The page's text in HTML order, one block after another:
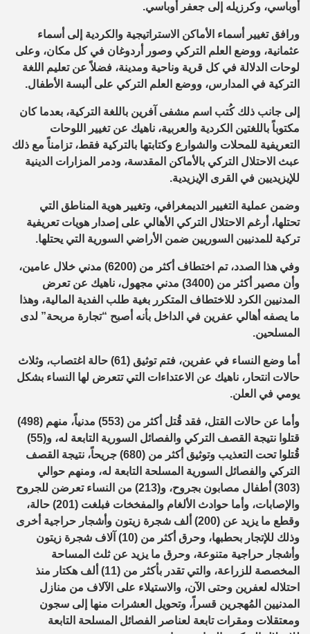
أوباسي، وكرزيله إلى جعفر أوباسي.
ورافق تغيير أسماء الأماكن الاستراتيجية والكردية إلى أسماء
عثمانية، ووضع العلم التركي وصور أردوغان في كل مكان، وعلى
لوحات الدلالة في كل قرية وناحية ومدينة، فضلاً عن تعليم اللغة
التركية في المدارس، ووضع العلم التركي على ألبسة الأطفال.
إلى جانب ذلك كُتب اسم مشفى آفرين باللغة التركية، بعدما كان
مكتوباً باللغتين الكردية والعربية، ناهيك عن تغيير اللوحات
التعريفية للمحلات والشوارع وكتابتها بالتركية فقط، تزامناً مع ذلك
عبث الاحتلال التركي بالأماكن المقدسة، ودمر المزارات الدينية
للإيزيديين في القرى الإيزيدية.
وضمن عملية التغيير الديمغرافي، وتغيير هوية المناطق التي
تحتلها، أرغم الاحتلال التركي الأهالي على إصدار هويات تعريفية
تركية للمدنيين السوريين ضمن الأراضي السورية التي يحتلها.
وفي هذا الصدد، تم اختطاف أكثر من (6200) مدني خلال عامين،
وأن مصير أكثر من (3400) مدني مجهول، ناهيك عن تعرض
المدنيين الكرد للاختطاف المتكرر بغية طلب الفدية المالية، وهذا
ما يصفه أهالي عفرين في الداخل بأنه أصبح “تجارة مربحة” لدى
المسلحين.
أما وضع النساء في عفرين، فتم توثيق (61) حالة اغتصاب، وثلاث
حالات انتحار، ناهيك عن الاعتداءات التي تتعرض لها النساء بشكل
يومي في العلن.
وأما عن حالات القتل، فقد قُتل أكثر من (553) مدنياً، منهم (498)
قتلوا نتيجة القصف التركي والفصائل السورية التابعة له، و(55)
قُتلوا تحت التعذيب وتوثيق أكثر من (680) جريحاً، نتيجة القصف
التركي والفصائل السورية المسلحة التابعة له، ومنهم حوالي
(303) أطفال مصابون بجروح، و(213) من النساء تعرضن للجروح
والإصابات، وأما حوادث الألغام والمفخخات فبلغت (201) حالة،
وقطع ما يزيد عن (200) ألف شجرة زيتون وأشجار حراجية أخرى
وذلك للإتجار بحطبها، وحرق أكثر من (10) آلاف شجرة زيتون
وأشجار حراجية متنوعة، وحرق ما يزيد عن ثلث المساحة
المخصصة للزراعة، والتي تقدر بأكثر من (11) ألف هكتار منذ
احتلاله لعفرين وحتى الآن، والاستيلاء على الآلاف من منازل
المدنيين المُهجرين قسراً، وتحويل العشرات منها إلى سجون
ومعتقلات ومقرات تابعة لعناصر الفصائل المسلحة التابعة